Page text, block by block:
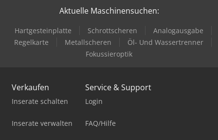
Aktuelle Maschinensuchen:
Hartgesteinplatte Schrottscheren
Analogausgabe
Regelkarte
Metallscheren
Öl- Und Wassertrenner
Fokussieroptik
Verkaufen
Inserate schalten
Inserate verwalten
Service & Support
Login
FAQ/Hilfe